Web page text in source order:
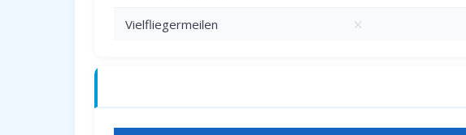
Vielfliegermeilen ✕